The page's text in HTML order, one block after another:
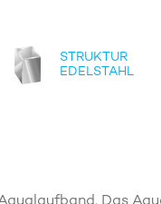
STRUKTUR
EDELSTAHL